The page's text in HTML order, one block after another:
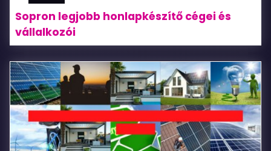
Sopron legjobb honlapkészítő cégei és
vállalkozói